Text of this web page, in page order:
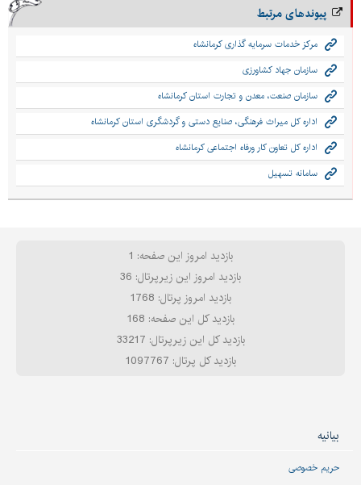
پیوندهای مرتبط
مرکز خدمات سرمایه گذاری کرمانشاه
سازمان جهاد کشاورزی
سازمان صنعت، معدن و تجارت استان کرمانشاه
اداره کل میراث فرهنگی، صنایع دستی و گردشگری استان کرمانشاه
اداره کل تعاون کار ورفاه اجتماعی کرمانشاه
سامانه تسهیل
بازدید امروز این صفحه: 1
بازدید امروز این زیرپرتال: 36
بازدید امروز پرتال: 1768
بازدید کل این صفحه: 168
بازدید کل این زیرپرتال: 33217
بازدید کل پرتال: 1097767
بیانیه
حریم خصوصی